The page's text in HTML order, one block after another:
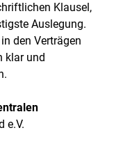
Klausel,
Auslegung.
den Verträgen
klar und
e.V.